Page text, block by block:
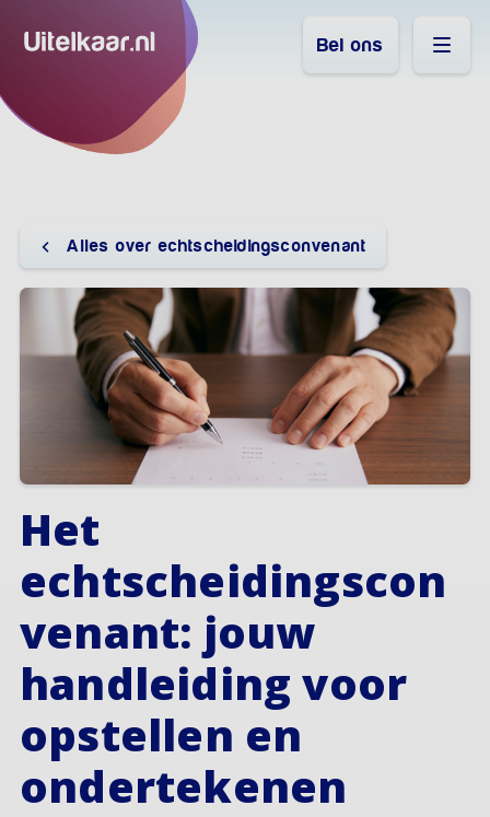
Bel ons
Alles over echtscheidingsconvenant
Het
echtscheidingscon
venant: jouw
handleiding voor
opstellen en
ondertekenen